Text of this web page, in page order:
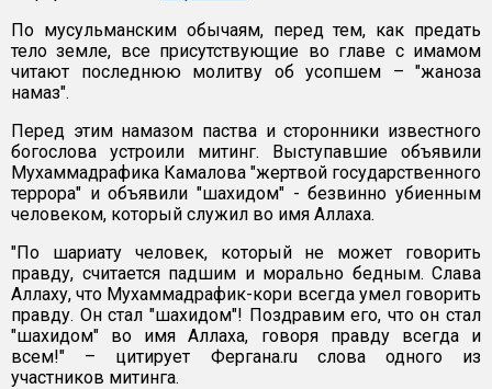
По мусульманским обычаям, перед тем, как предать
тело земле, все присутствующие во главе с имамом
читают последнюю молитву об усопшем – "жаноза
намаз".
Перед этим намазом паства и сторонники известного
богослова устроили митинг. Выступавшие объявили
Мухаммадрафика Камалова "жертвой государственного
террора" и объявили "шахидом" - безвинно убиенным
человеком, который служил во имя Аллаха.
"По шариату человек, который не может говорить
правду, считается падшим и морально бедным. Слава
Аллаху, что Мухаммадрафик-кори всегда умел говорить
правду. Он стал "шахидом"! Поздравим его, что он стал
"шахидом" во имя Аллаха, говоря правду всегда и
всем!" – цитирует Фергана.ru слова одного из
участников митинга.